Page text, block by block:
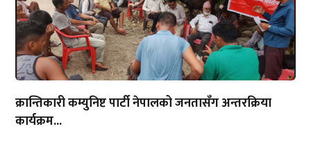
क्रान्तिकारी कम्युनिष्ट पार्टी नेपालको जनतासँग अन्तरक्रिया
कार्यक्रम...